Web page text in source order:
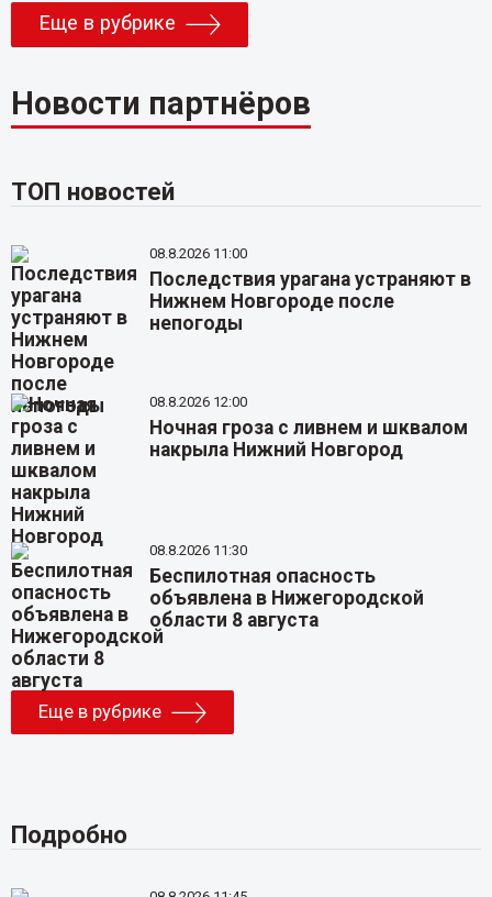
Еще в рубрике
Новости партнёров
ТОП новостей
08.8.2026 11:00
Последствия урагана устраняют в
Нижнем Новгороде после
непогоды
08.8.2026 12:00
Ночная гроза с ливнем и шквалом
накрыла Нижний Новгород
08.8.2026 11:30
Беспилотная опасность
объявлена в Нижегородской
области 8 августа
Еще в рубрике
Подробно